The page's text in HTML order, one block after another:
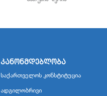
კანონმდებლობა
საქართველოს კონსტიტუცია
ადგილობრივი